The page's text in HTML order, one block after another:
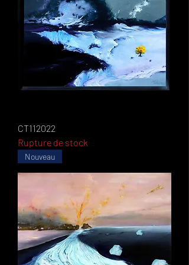
CT112022
Rupture de stock
Nouveau